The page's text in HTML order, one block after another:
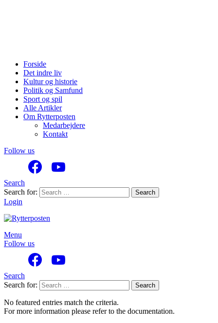
Forside
Det indre liv
Kultur og historie
Politik og Samfund
Sport og spil
Alle Artikler
Om Rytterposten
Medarbejdere
Kontakt
Follow us
Search
Search for:
Search
Login
Menu
Follow us
Search
Search for:
Search
No featured entries match the criteria.
For more information please refer to the documentation.